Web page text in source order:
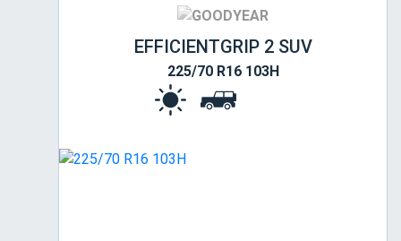
EFFICIENTGRIP 2 SUV
225/70 R16 103H